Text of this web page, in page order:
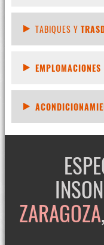
TABIQUES Y
EMPLOMACIONES
ZARAGOZA,